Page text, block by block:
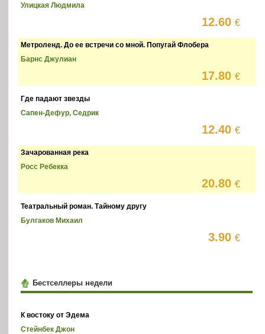
Улицкая Людмила
12.60€
Метроленд. До ее встречи со мной. Попугай Флобера
Барнс Джулиан
17.80€
Где падают звезды
Сапен-Дефур, Седрик
12.40€
Зачарованная река
Росс Ребекка
20.80€
Театральный роман. Тайному другу
Булгаков Михаил
3.90€
Бестселлеры недели
К востоку от Эдема
Стейнбек Джон